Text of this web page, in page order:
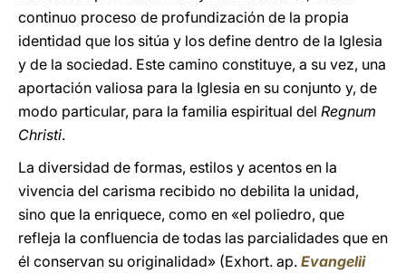
continuo proceso de profundización de la propia
identidad que los sitúa y los define dentro de la Iglesia
y de la sociedad. Este camino constituye, a su vez, una
aportación valiosa para la Iglesia en su conjunto y, de
modo particular, para la familia espiritual del Regnum
Christi.
La diversidad de formas, estilos y acentos en la
vivencia del carisma recibido no debilita la unidad,
sino que la enriquece, como en «el poliedro, que
refleja la confluencia de todas las parcialidades que en
él conservan su originalidad» (Exhort. ap. Evangelii